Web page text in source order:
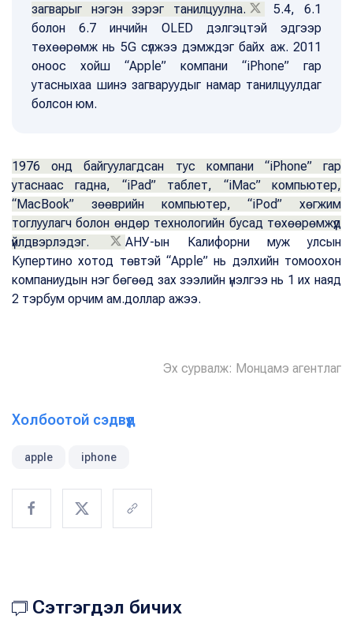
загварыг нэгэн зэрэг танилцуулна.
5.4, 6.1
болон 6.7 инчийн OLED дэлгэцтэй эдгээр
төхөөрөмж нь 5G сүлжээ дэмждэг байх аж. 2011
оноос хойш “Apple” компани “iPhone” гар
утасныхаа шинэ загваруудыг намар танилцуулдаг
болсон юм.
1976 онд байгуулагдсан тус компани “iPhone” гар
утаснаас гадна, “iPad” таблет, “iMac” компьютер,
“MacBook” зөөврийн компьютер, “iPod” хөгжим
тоглуулагч болон өндөр технологийн бусад төхөөрөмжүүд
үйлдвэрлэдэг.
АНУ-ын Калифорни муж улсын
Купертино хотод төвтэй “Apple” нь дэлхийн томоохон
компаниудын нэг бөгөөд зах зээлийн үнэлгээ нь 1 их наяд
2 тэрбум орчим ам.доллар ажээ.
Эх сурвалж: Монцамэ агентлаг
Холбоотой сэдвүүд
apple iphone
Сэтгэгдэл бичих